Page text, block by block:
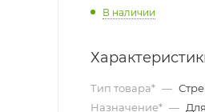
В наличии
Тип товара* —
Назначение* —